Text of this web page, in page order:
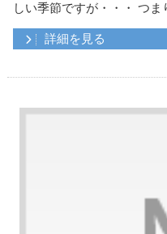
しい季節ですが・・・ つ
詳細を見る